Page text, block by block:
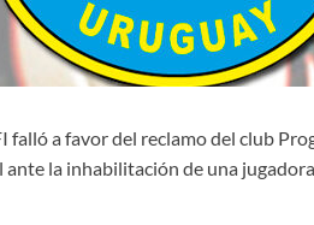
falló a favor del reclamo del club
la inhabilitación de una